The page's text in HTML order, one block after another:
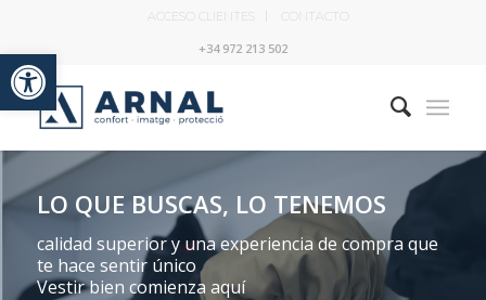
Abrir barra de herramientas
ACCESO CLIENTES CONTACTO
+34 972 213 502
LO QUE BUSCAS, LO TENEMOS
calidad superior y una experiencia de compra que
te hace sentir único
Vestir bien comienza aquí